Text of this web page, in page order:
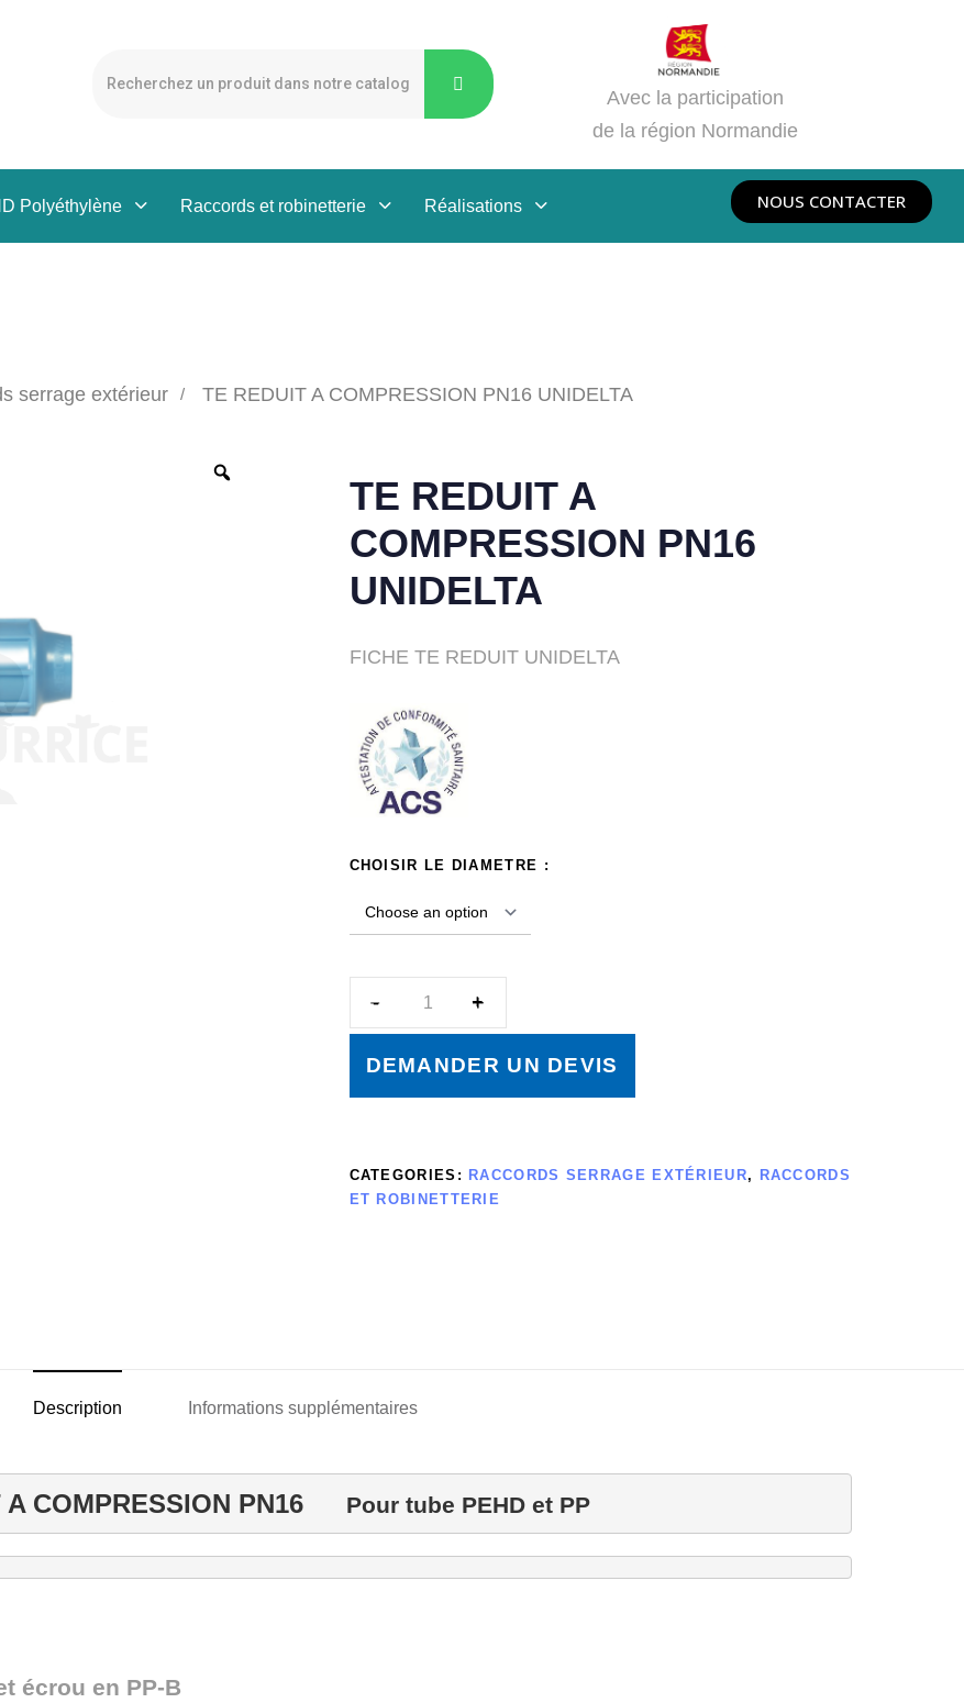
Avec la participation
de la région Normandie
Polyéthylène Raccords et robinetterie Réalisations NOUS CONTACTER
serrage extérieur TE REDUIT A COMPRESSION PN16 UNIDELTA
TE REDUIT A
COMPRESSION PN16
UNIDELTA
FICHE TE REDUIT UNIDELTA
CHOISIR LE DIAMETRE :
DEMANDER UN DEVIS
CATEGORIES: RACCORDS SERRAGE EXTÉRIEUR,
RACCORDS
ET ROBINETTERIE
Description Informations supplémentaires
COMPRESSION PN16 Pour tube PEHD et PP
écrou en PP-B